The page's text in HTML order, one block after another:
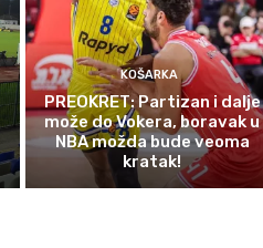
KOŠARKA
PREOKRET: Partizan i dalje
može do Vokera, boravak u
NBA možda bude veoma
kratak!